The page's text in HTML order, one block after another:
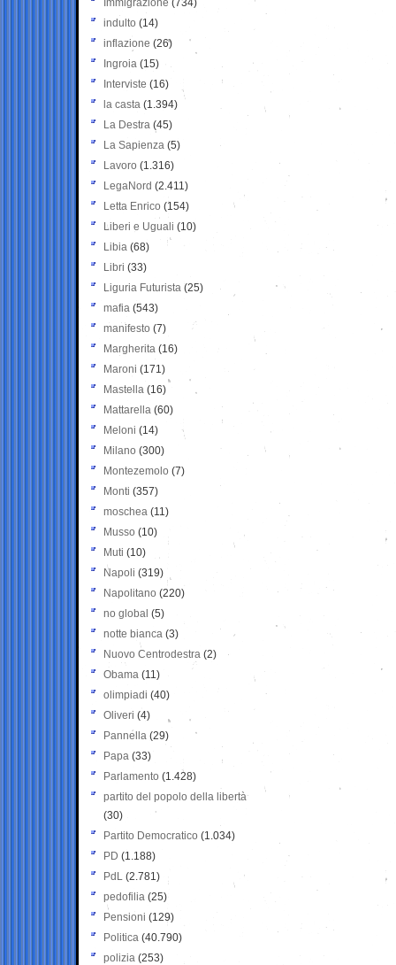
Immigrazione (734)
indulto (14)
inflazione (26)
Ingroia (15)
Interviste (16)
la casta (1.394)
La Destra (45)
La Sapienza (5)
Lavoro (1.316)
LegaNord (2.411)
Letta Enrico (154)
Liberi e Uguali (10)
Libia (68)
Libri (33)
Liguria Futurista (25)
mafia (543)
manifesto (7)
Margherita (16)
Maroni (171)
Mastella (16)
Mattarella (60)
Meloni (14)
Milano (300)
Montezemolo (7)
Monti (357)
moschea (11)
Musso (10)
Muti (10)
Napoli (319)
Napolitano (220)
no global (5)
notte bianca (3)
Nuovo Centrodestra (2)
Obama (11)
olimpiadi (40)
Oliveri (4)
Pannella (29)
Papa (33)
Parlamento (1.428)
partito del popolo della libertà
(30)
Partito Democratico (1.034)
PD (1.188)
PdL (2.781)
pedofilia (25)
Pensioni (129)
Politica (40.790)
polizia (253)